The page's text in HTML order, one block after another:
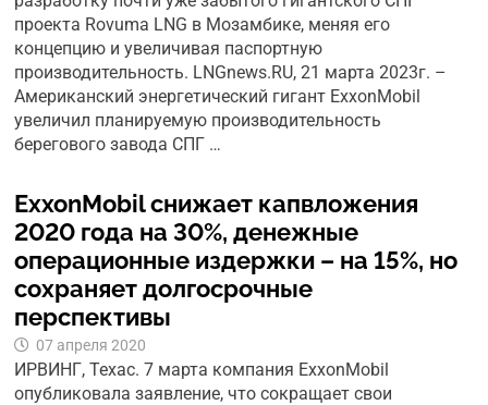
проекта Rovuma LNG в Мозамбике, меняя его
концепцию и увеличивая паспортную
производительность. LNGnews.RU, 21 марта 2023г. –
Американский энергетический гигант ExxonMobil
увеличил планируемую производительность
берегового завода СПГ …
ExxonMobil снижает капвложения
2020 года на 30%, денежные
операционные издержки – на 15%, но
сохраняет долгосрочные
перспективы
07 апреля 2020
ИРВИНГ, Техас. 7 марта компания ExxonMobil
опубликовала заявление, что сокращает свои